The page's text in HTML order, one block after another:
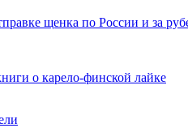
щенка по России и за
о карело-финской лайке